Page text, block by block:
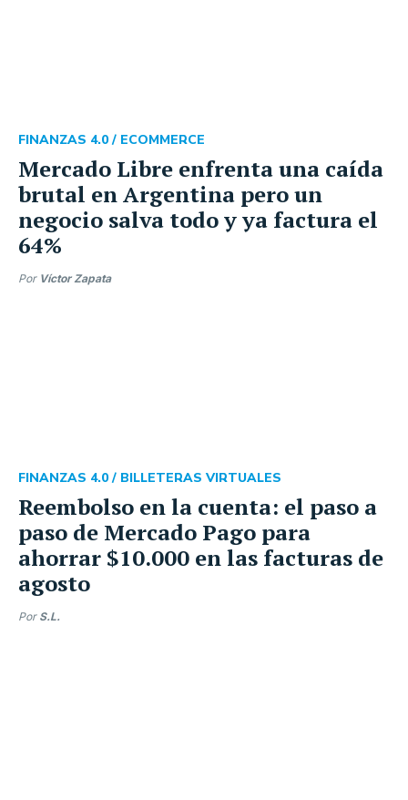
Mercado Libre enfrenta una caída
brutal en Argentina pero un
negocio salva todo y ya factura el
64%
FINANZAS 4.0 / ECOMMERCE
Por Víctor Zapata
Reembolso en la cuenta: el paso a
paso de Mercado Pago para
ahorrar $10.000 en las facturas de
agosto
FINANZAS 4.0 / BILLETERAS VIRTUALES
Por S.L.